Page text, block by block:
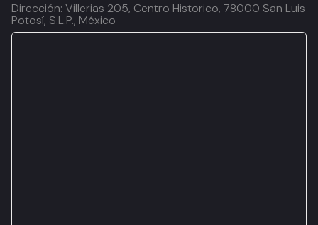
Dirección: Villerias 205, Centro Historico, 78000 San Luis
Potosí, S.L.P., México